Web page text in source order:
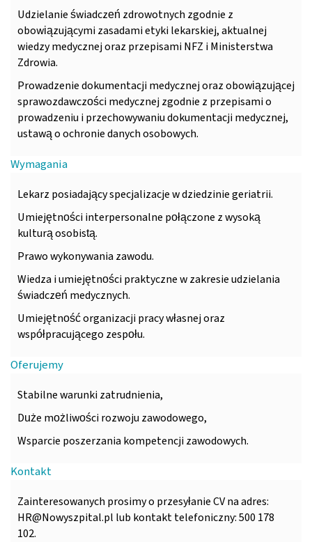
Udzielanie świadczeń zdrowotnych zgodnie z
obowiązującymi zasadami etyki lekarskiej, aktualnej
wiedzy medycznej oraz przepisami NFZ i Ministerstwa
Zdrowia.
Prowadzenie dokumentacji medycznej oraz obowiązującej
sprawozdawczości medycznej zgodnie z przepisami o
prowadzeniu i przechowywaniu dokumentacji medycznej,
ustawą o ochronie danych osobowych.
Wymagania
Lekarz posiadający specjalizacje w dziedzinie geriatrii.
Umiejętności interpersonalne połączone z wysoką
kulturą osobistą.
Prawo wykonywania zawodu.
Wiedza i umiejętności praktyczne w zakresie udzielania
świadczeń medycznych.
Umiejętność organizacji pracy własnej oraz
współpracującego zespołu.
Oferujemy
Stabilne warunki zatrudnienia,
Duże możliwości rozwoju zawodowego,
Wsparcie poszerzania kompetencji zawodowych.
Kontakt
Zainteresowanych prosimy o przesyłanie CV na adres:
HR@Nowyszpital.pl lub kontakt telefoniczny: 500 178
102.